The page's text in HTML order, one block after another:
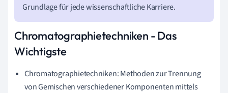
Grundlage für jede wissenschaftliche Karriere.
Chromatographietechniken - Das
Wichtigste
Chromatographietechniken: Methoden zur Trennung
von Gemischen verschiedener Komponenten mittels